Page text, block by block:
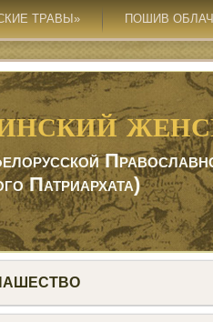
ТРАВЫ» ПОШИВ
Патриархата)